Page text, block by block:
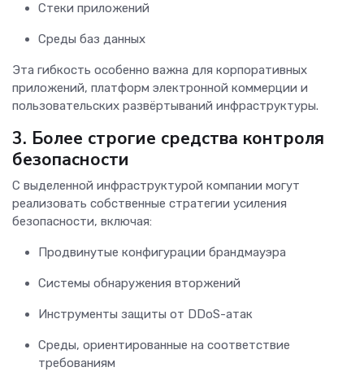
Стеки приложений
Среды баз данных
Эта гибкость особенно важна для корпоративных
приложений, платформ электронной коммерции и
пользовательских развёртываний инфраструктуры.
3. Более строгие средства контроля
безопасности
С выделенной инфраструктурой компании могут
реализовать собственные стратегии усиления
безопасности, включая:
Продвинутые конфигурации брандмауэра
Системы обнаружения вторжений
Инструменты защиты от DDoS-атак
Среды, ориентированные на соответствие
требованиям